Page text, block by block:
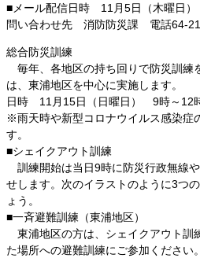
■メール配信日時 11月5日（木曜日
問い合わせ先 消防防災課 電話64-
総合防災訓練
毎年、各地区の持ち回りで防災訓練
は、東浦地区を中心に実施します。
日時 11月15日（日曜日） 9時～12
※雨天時や新型コロナウイルス感染症
す。
■シェイクアウト訓練
訓練開始は当日9時に防災行政無線
せします。次のイラストのように3つ
ょう。
■一斉避難訓練（東浦地区）
東浦地区の方は、シェイクアウト訓
た場所への避難訓練にご参加ください。